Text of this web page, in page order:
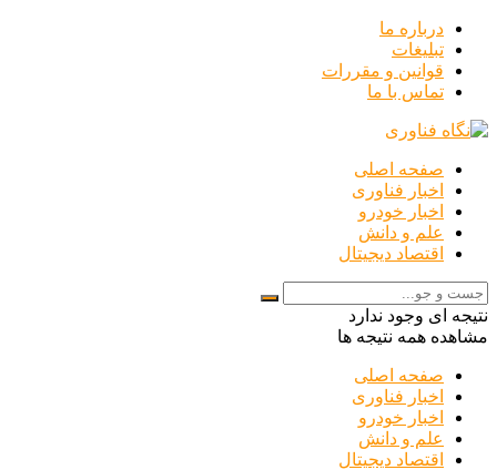
درباره ما
تبلیغات
قوانین و مقررات
تماس با ما
صفحه اصلی
اخبار فناوری
اخبار خودرو
علم و دانش
اقتصاد دیجیتال
نتیجه ای وجود ندارد
مشاهده همه نتیجه ها
صفحه اصلی
اخبار فناوری
اخبار خودرو
علم و دانش
اقتصاد دیجیتال